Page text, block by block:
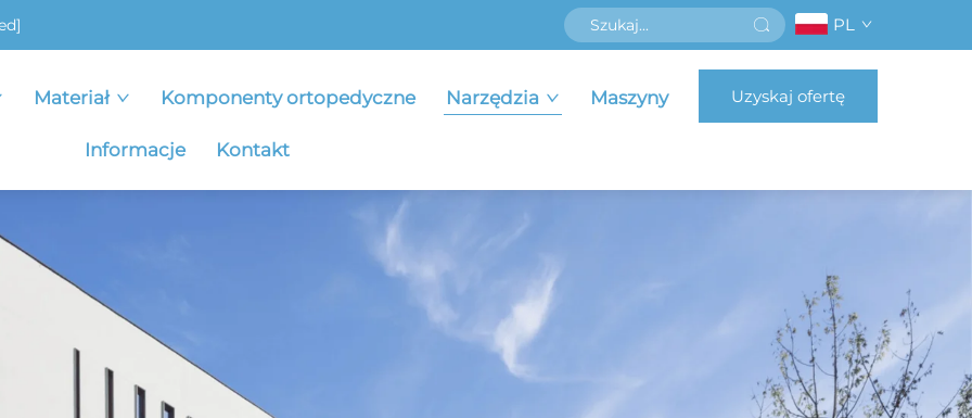
PL
Materiał Komponenty ortopedyczne Narzędzia Maszyny
Informacje Kontakt
Uzyskaj ofertę